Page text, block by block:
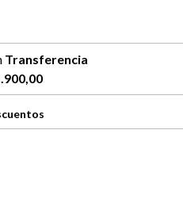
Transferencia